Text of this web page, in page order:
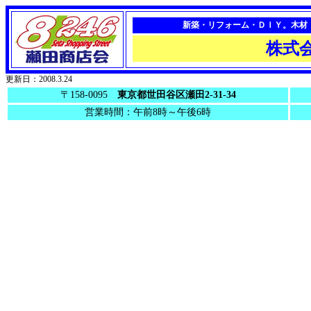
新築・リフォーム・ＤＩＹ。木
株式
更新日：2008.3.24
〒158-0095 東京都世田谷区瀬田2-31-34
営業時間：午前8時～午後6時